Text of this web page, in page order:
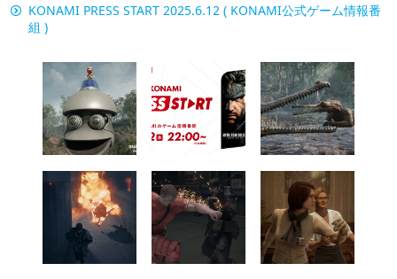
KONAMI PRESS START 2025.6.12 ( KONAMI公式ゲーム情報番
組 )